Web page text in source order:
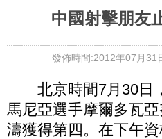
中國射擊朋友
發佈時間:2012年07月31
北京時間7月30日，
馬尼亞選手摩爾多瓦
濤獲得第四。在下午